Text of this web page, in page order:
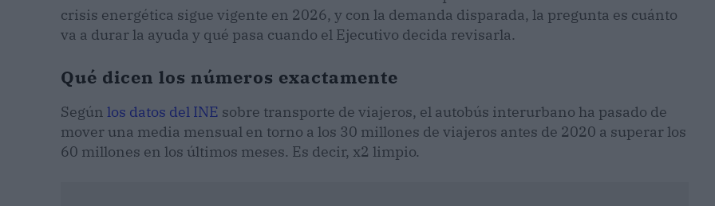
crisis energética sigue vigente en 2026, y con la demanda disparada, la pregunta es cuánto
va a durar la ayuda y qué pasa cuando el Ejecutivo decida revisarla.
Qué dicen los números exactamente
Según los datos del INE sobre transporte de viajeros, el autobús interurbano ha pasado de
mover una media mensual en torno a los 30 millones de viajeros antes de 2020 a superar los
60 millones en los últimos meses. Es decir, x2 limpio.